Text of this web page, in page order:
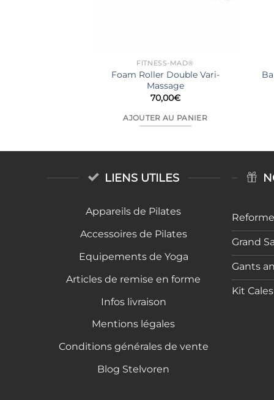
FITNESS-MAD®
Foam Roller Double Vari-
Massage
70,00€
AJOUTER AU PANIER
LIENS UTILES
Appareils de Pilates
Accessoires de Pilates
Equipements de Yoga
Articles de remise en forme
Infos livraison
Mentions légales
Conditions générales de vente
Blog Stelvoren
Grand
Gants
Kit